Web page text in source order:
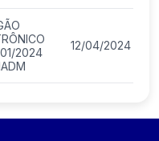
2024
12/04/2024